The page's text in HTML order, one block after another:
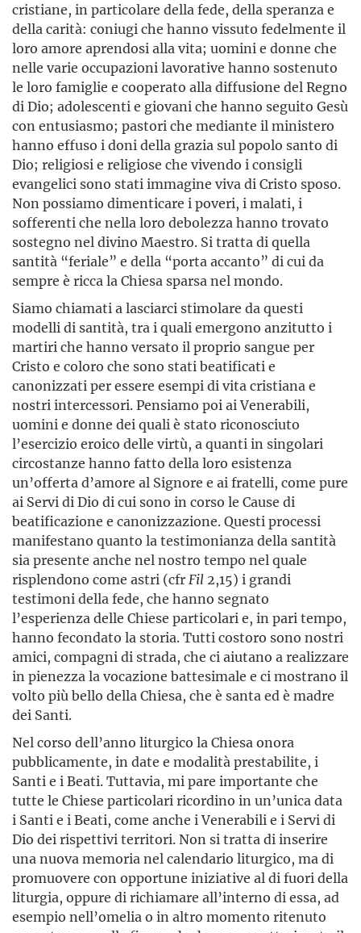
cristiane, in particolare della fede, della speranza e
della carità: coniugi che hanno vissuto fedelmente il
loro amore aprendosi alla vita; uomini e donne che
nelle varie occupazioni lavorative hanno sostenuto
le loro famiglie e cooperato alla diffusione del Regno
di Dio; adolescenti e giovani che hanno seguito Gesù
con entusiasmo; pastori che mediante il ministero
hanno effuso i doni della grazia sul popolo santo di
Dio; religiosi e religiose che vivendo i consigli
evangelici sono stati immagine viva di Cristo sposo.
Non possiamo dimenticare i poveri, i malati, i
sofferenti che nella loro debolezza hanno trovato
sostegno nel divino Maestro. Si tratta di quella
santità “feriale” e della “porta accanto” di cui da
sempre è ricca la Chiesa sparsa nel mondo.
Siamo chiamati a lasciarci stimolare da questi
modelli di santità, tra i quali emergono anzitutto i
martiri che hanno versato il proprio sangue per
Cristo e coloro che sono stati beatificati e
canonizzati per essere esempi di vita cristiana e
nostri intercessori. Pensiamo poi ai Venerabili,
uomini e donne dei quali è stato riconosciuto
l’esercizio eroico delle virtù, a quanti in singolari
circostanze hanno fatto della loro esistenza
un’offerta d’amore al Signore e ai fratelli, come pure
ai Servi di Dio di cui sono in corso le Cause di
beatificazione e canonizzazione. Questi processi
manifestano quanto la testimonianza della santità
sia presente anche nel nostro tempo nel quale
risplendono come astri (cfrFil2,15) i grandi
testimoni della fede, che hanno segnato
l’esperienza delle Chiese particolari e, in pari tempo,
hanno fecondato la storia. Tutti costoro sono nostri
amici, compagni di strada, che ci aiutano a realizzare
in pienezza la vocazione battesimale e ci mostrano il
volto più bello della Chiesa, che è santa ed è madre
dei Santi.
Nel corso dell’anno liturgico la Chiesa onora
pubblicamente, in date e modalità prestabilite, i
Santi e i Beati. Tuttavia, mi pare importante che
tutte le Chiese particolari ricordino in un’unica data
i Santi e i Beati, come anche i Venerabili e i Servi di
Dio dei rispettivi territori. Non si tratta di inserire
una nuova memoria nel calendario liturgico, ma di
promuovere con opportune iniziative al di fuori della
liturgia, oppure di richiamare all’interno di essa, ad
esempio nell’omelia o in altro momento ritenuto